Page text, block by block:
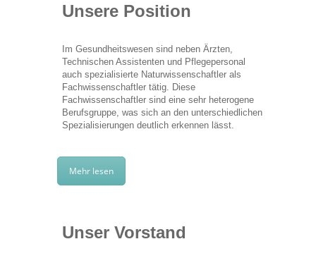
Unsere Position
Im Gesundheitswesen sind neben Ärzten,
Technischen Assistenten und Pflegepersonal
auch spezialisierte Naturwissenschaftler als
Fachwissenschaftler tätig. Diese
Fachwissenschaftler sind eine sehr heterogene
Berufsgruppe, was sich an den unterschiedlichen
Spezialisierungen deutlich erkennen lässt.
Mehr lesen
Unser Vorstand